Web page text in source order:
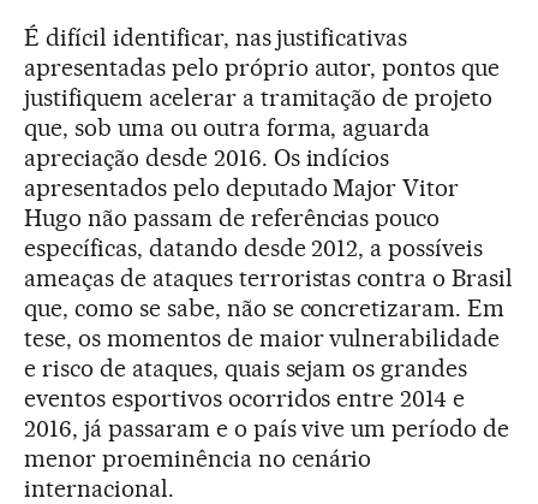
É difícil identificar, nas justificativas
apresentadas pelo próprio autor, pontos que
justifiquem acelerar a tramitação de projeto
que, sob uma ou outra forma, aguarda
apreciação desde 2016. Os indícios
apresentados pelo deputado Major Vitor
Hugo não passam de referências pouco
específicas, datando desde 2012, a possíveis
ameaças de ataques terroristas contra o Brasil
que, como se sabe, não se concretizaram. Em
tese, os momentos de maior vulnerabilidade
e risco de ataques, quais sejam os grandes
eventos esportivos ocorridos entre 2014 e
2016, já passaram e o país vive um período de
menor proeminência no cenário
internacional.